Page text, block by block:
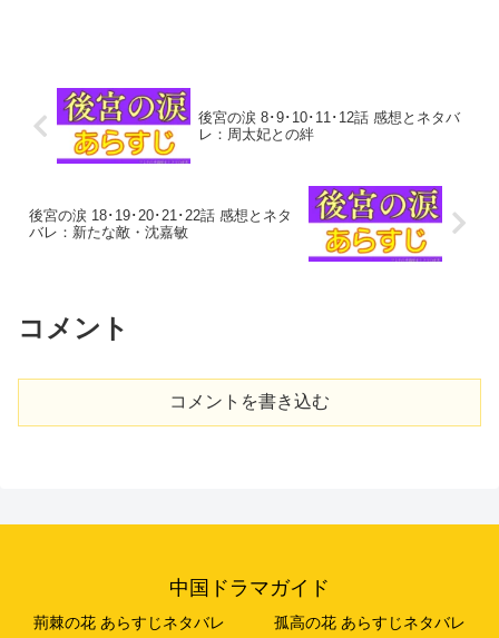
後宮の涙 8･9･10･11･12話 感想とネタバ
レ：周太妃との絆
後宮の涙 18･19･20･21･22話 感想とネタ
バレ：新たな敵・沈嘉敏
コメント
コメントを書き込む
中国ドラマガイド
荊棘の花 あらすじネタバレ
孤高の花 あらすじネタバレ